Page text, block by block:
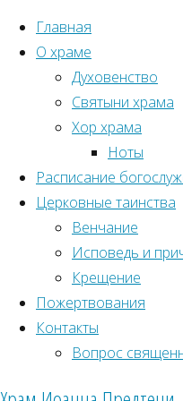
Главная
О храме
Духовенство
Святыни храма
Хор храма
Ноты
Расписание
Церковные таинства
Венчание
Исповедь и
Крещение
Пожертвования
Контакты
Вопрос